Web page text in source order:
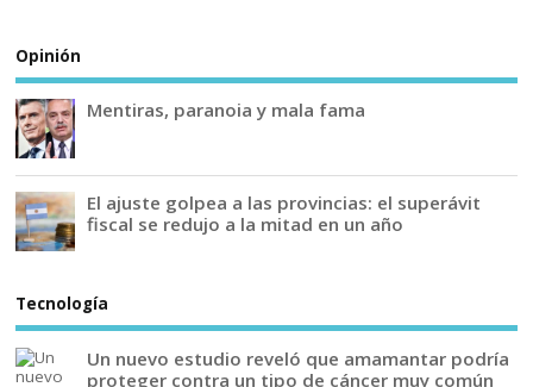
Opinión
Mentiras, paranoia y mala fama
El ajuste golpea a las provincias: el superávit
fiscal se redujo a la mitad en un año
Tecnología
Un nuevo estudio reveló que amamantar podría
proteger contra un tipo de cáncer muy común